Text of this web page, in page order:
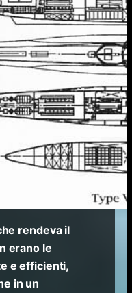
rendeva il
erano le
e efficienti,
in un